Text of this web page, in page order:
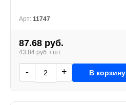
Арт: 11747
87.68 руб.
43.84 руб. / шт.
- + В корзину